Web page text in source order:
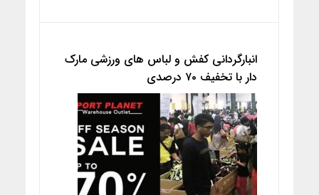
انبارگردانی کفش و لباس های ورزشی مارک
دار با تخفیف ۷۰ درصدی